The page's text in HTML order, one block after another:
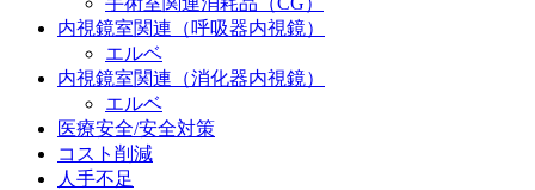
内視鏡室関連（呼吸器内視鏡）
エルベ
内視鏡室関連（消化器内視鏡）
エルベ
医療安全/安全対策
コスト削減
人手不足